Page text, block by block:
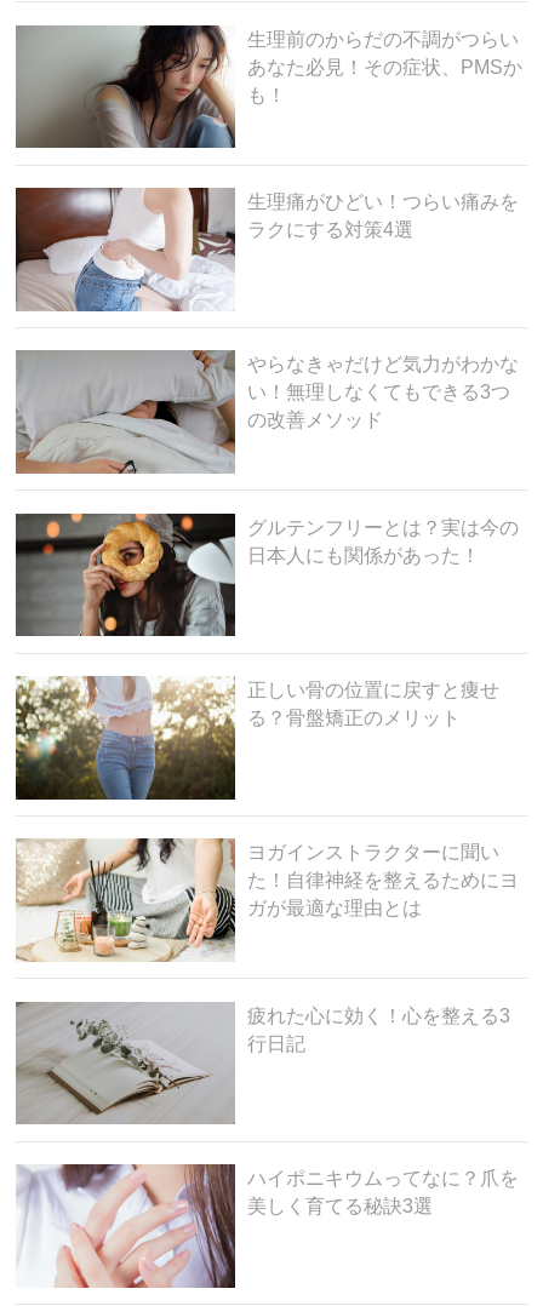
生理前のからだの不調がつらい
あなた必見！その症状、PMSか
も！
生理痛がひどい！つらい痛みを
ラクにする対策4選
やらなきゃだけど気力がわかな
い！無理しなくてもできる3つ
の改善メソッド
グルテンフリーとは？実は今の
日本人にも関係があった！
正しい骨の位置に戻すと痩せ
る？骨盤矯正のメリット
ヨガインストラクターに聞い
た！自律神経を整えるためにヨ
ガが最適な理由とは
疲れた心に効く！心を整える3
行日記
ハイポニキウムってなに？爪を
美しく育てる秘訣3選